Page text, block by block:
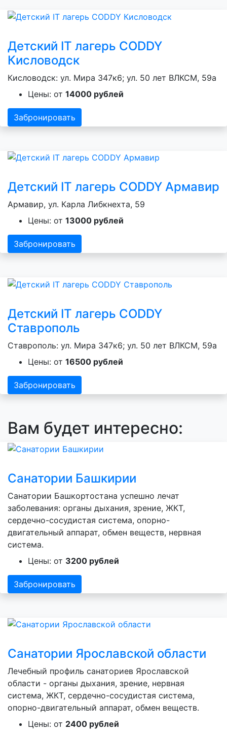
Детский IT лагерь CODDY
Кисловодск
Кисловодск: ул. Мира 347к6; ул. 50 лет ВЛКСМ, 59а
Цены: от 14000 рублей
Забронировать
Детский IT лагерь CODDY Армавир
Армавир, ул. Карла Либкнехта, 59
Цены: от 13000 рублей
Забронировать
Детский IT лагерь CODDY
Ставрополь
Ставрополь: ул. Мира 347к6; ул. 50 лет ВЛКСМ, 59а
Цены: от 16500 рублей
Забронировать
Вам будет интересно:
Санатории Башкирии
Санатории Башкортостана успешно лечат
заболевания: органы дыхания, зрение, ЖКТ,
сердечно-сосудистая система, опорно-
двигательный аппарат, обмен веществ, нервная
система.
Цены: от 3200 рублей
Забронировать
Санатории Ярославской области
Лечебный профиль санаториев Ярославской
области - органы дыхания, зрение, нервная
система, ЖКТ, сердечно-сосудистая система,
опорно-двигательный аппарат, обмен веществ.
Цены: от 2400 рублей